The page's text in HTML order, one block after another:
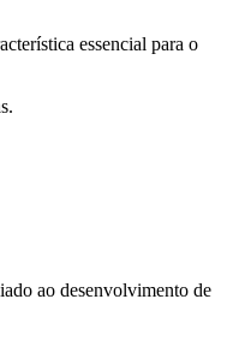
essencial para o
ao desenvolvimento de